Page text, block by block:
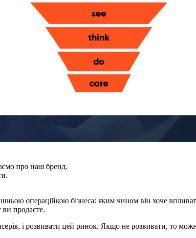
про наш бренд.
операційкою бізнеса: яким чином він хоче
ви продаєте.
і розвивати цей ринок. Якщо не розвивати, то